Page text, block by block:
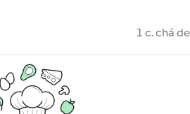
1 c. chá de